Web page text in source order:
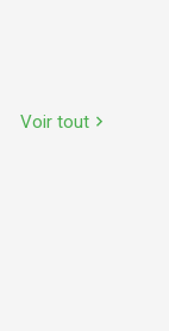
Voir tout chevron_right